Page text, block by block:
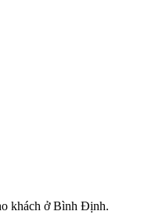
khách ở Bình Định.